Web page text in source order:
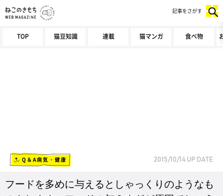
TOP 猫豆知識 連載 猫マンガ 食べ物
記事をさがす
Q＆A病気・健康 2015/10/14 UP DATE
フードを多めに与えるとしゃっくりのようなも